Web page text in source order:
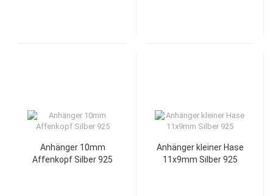
Anhänger 10mm
Affenkopf Silber 925
Anhänger kleiner Hase
11x9mm Silber 925